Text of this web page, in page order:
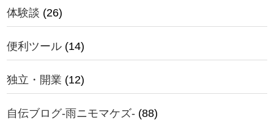
体験談 (26)
便利ツール (14)
独立・開業 (12)
自伝ブログ-雨ニモマケズ- (88)